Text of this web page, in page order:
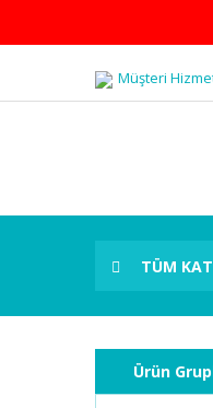
Müşteri
TÜM
Ürün